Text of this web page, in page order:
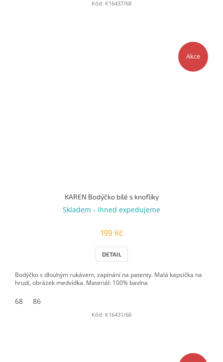
Kód: K16437/68
Akce
KAREN Bodýčko bílé s knoflíky
Skladem - ihned expedujeme
199 Kč
DETAIL
Bodýčko s dlouhým rukávem, zapínání na patenty. Malá kapsička na
hrudi, obrázek medvídka. Materiál: 100% bavlna
68 86
Kód: K16431/68